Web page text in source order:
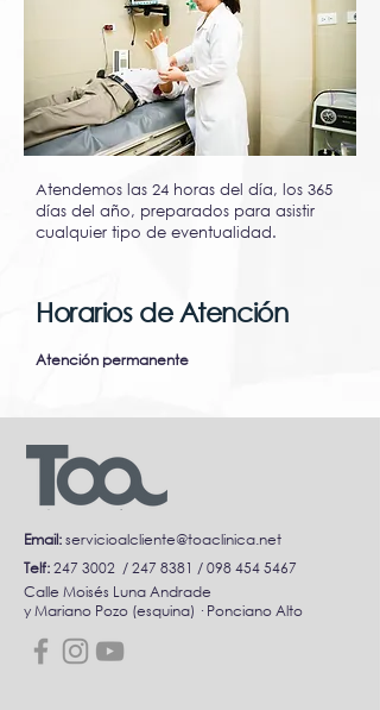
Atendemos las 24 horas del día, los 365
días del año, preparados para asistir
cualquier tipo de eventualidad.
Horarios de Atención
Atención permanente
Email:servicioalcliente@toaclinica.net
Telf:247 3002 /247 8381 /098 454 5467
Calle Moisés Luna Andrade
y Mariano Pozo (esquina) · Ponciano Alto